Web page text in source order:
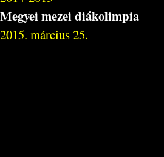
Megyei mezei diákolimpia
2015. március 25.